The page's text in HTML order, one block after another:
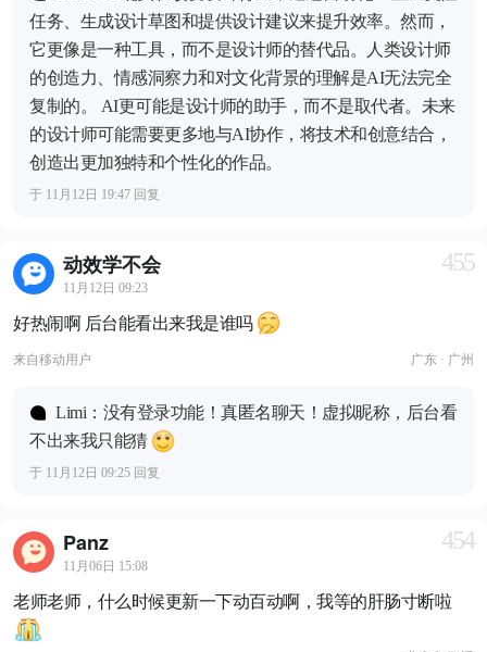
任务、生成设计草图和提供设计建议来提升效率。然而，
它更像是一种工具，而不是设计师的替代品。人类设计师
的创造力、情感洞察力和对文化背景的理解是AI无法完全
复制的。 AI更可能是设计师的助手，而不是取代者。未来
的设计师可能需要更多地与AI协作，将技术和创意结合，
创造出更加独特和个性化的作品。
于 11月12日 19:47 回复
动效学不会
11月12日 09:23
455
好热闹啊 后台能看出来我是谁吗
来自移动用户 广东 · 广州
Limi：没有登录功能！真匿名聊天！虚拟昵称，后台看
不出来我只能猜
于 11月12日 09:25 回复
Panz
11月06日 15:08
454
老师老师，什么时候更新一下动百动啊，我等的肝肠寸断啦